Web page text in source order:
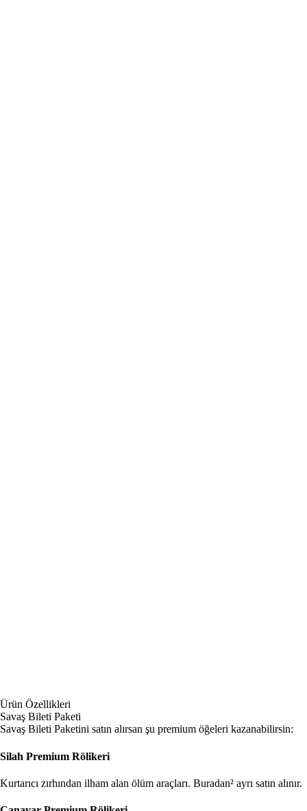
Ürün Özellikleri
Savaş Bileti Paketi
Savaş Bileti Paketini satın alırsan şu premium öğeleri kazanabilirsin:
Silah Premium Rölikeri
Kurtarıcı zırhından ilham alan ölüm araçları. Buradan² ayrı satın alınır.